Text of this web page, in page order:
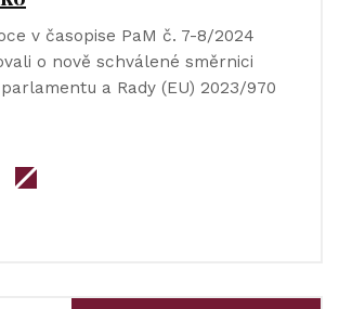
v časopise PaM č. 7-8/2024
o nově schválené směrnici
a Rady (EU) 2023/970